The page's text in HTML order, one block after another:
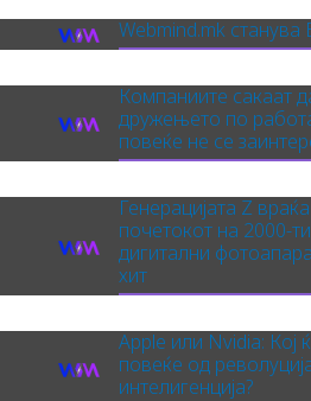
Webmind.mk станува
Компаниите сакаат
дружењето по
повеќе не се
Генерацијата Z
почетокот на 2000-
дигитални
хит
Apple или Nvidia: Кој
повеќе од
интелигенција?